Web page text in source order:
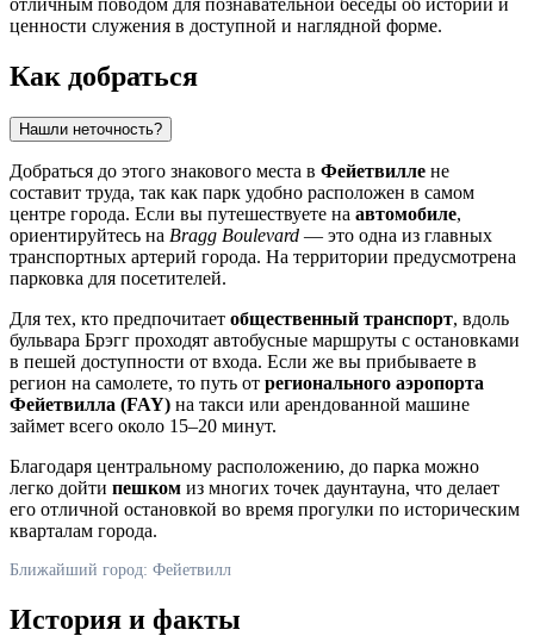
ценности служения в доступной и наглядной форме.
Как добраться
Нашли неточность?
Добраться до этого знакового места в Фейетвилле не
составит труда, так как парк удобно расположен в самом
центре города. Если вы путешествуете на автомобиле,
ориентируйтесь на Bragg Boulevard — это одна из главных
транспортных артерий города. На территории предусмотрена
парковка для посетителей.
Для тех, кто предпочитает общественный транспорт, вдоль
бульвара Брэгг проходят автобусные маршруты с остановками
в пешей доступности от входа. Если же вы прибываете в
регион на самолете, то путь от регионального аэропорта
Фейетвилла (FAY) на такси или арендованной машине
займет всего около 15–20 минут.
Благодаря центральному расположению, до парка можно
легко дойти пешком из многих точек даунтауна, что делает
его отличной остановкой во время прогулки по историческим
кварталам города.
Ближайший город: Фейетвилл
История и факты